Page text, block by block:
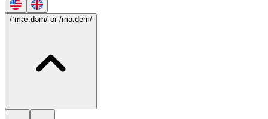
/ˈmæ.dəm/ or /mā.dēm/